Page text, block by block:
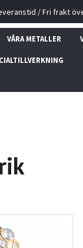
/ Fri frakt
VÅRA METALLER